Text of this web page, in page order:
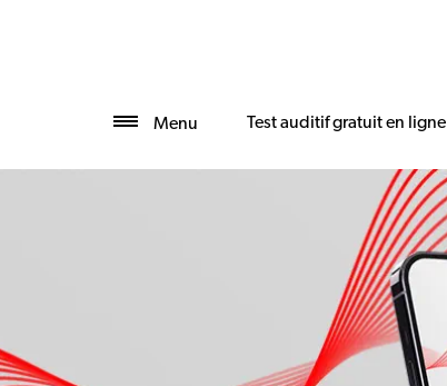
Menu Test auditif gratuit en ligne